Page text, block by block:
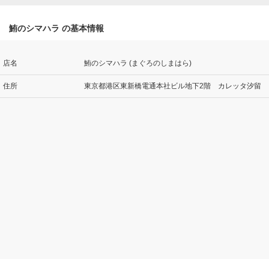
鮪のシマハラ の基本情報
店名 鮪のシマハラ (まぐろのしまはら)
住所 東京都港区東新橋電通本社ビル地下2階 カレッタ汐留